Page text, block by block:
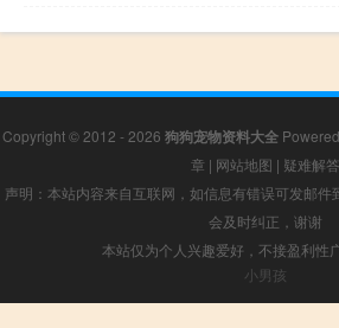
Copyright © 2012 - 2026 狗狗宠物资料大全
章 | 网站地图 | 疑难解答
声明：本站内容来自互联网，如信息有错误可发邮
会及时纠正，谢谢
本站仅为个人兴趣爱好，不接盈利性
小男孩